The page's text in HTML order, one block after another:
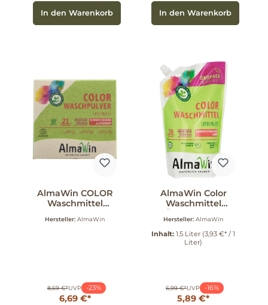
In den Warenkorb In den Warenkorb
AlmaWin COLOR
Waschmittel
Hersteller: AlmaWin
8,69 €*UVP -23%
6,69 €*
AlmaWin Color
Waschmittel
Hersteller: AlmaWin
Inhalt: 1.5 Liter (3,93 €* / 1
Liter)
6,99 €*UVP -16%
5,89 €*